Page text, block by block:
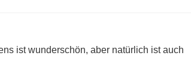
ist wunderschön, aber natürlich ist auch